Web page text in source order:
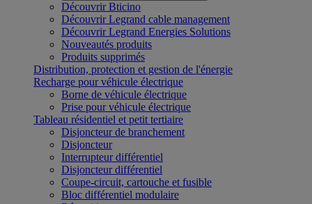
Découvrir Bticino
Découvrir Legrand cable management
Découvrir Legrand Energies Solutions
Nouveautés produits
Produits supprimés
Distribution, protection et gestion de l'énergie
Recharge pour véhicule électrique
Borne de véhicule électrique
Prise pour véhicule électrique
Tableau résidentiel et petit tertiaire
Disjoncteur de branchement
Disjoncteur
Interrupteur différentiel
Disjoncteur différentiel
Coupe-circuit, cartouche et fusible
Bloc différentiel modulaire